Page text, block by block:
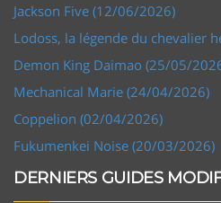
Jackson Five (12/06/2026)
Lodoss, la légende du chevalier
Demon King Daimao (25/05/
Mechanical Marie (24/04/2026)
Coppelion (02/04/2026)
Fukumenkei Noise (20/03/2026)
DERNIERS GUIDES